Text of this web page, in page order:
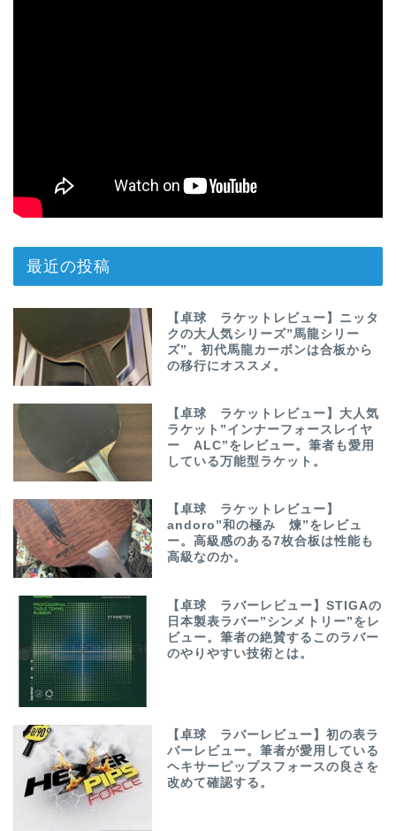
最近の投稿
【卓球 ラケットレビュー】ニッタ
クの大人気シリーズ”馬龍シリー
ズ”。初代馬龍カーボンは合板から
の移行にオススメ。
【卓球 ラケットレビュー】大人気
ラケット”インナーフォースレイヤ
ー ALC”をレビュー。筆者も愛用
している万能型ラケット。
【卓球 ラケットレビュー】
andoro”和の極み 煉”をレビュ
ー。高級感のある7枚合板は性能も
高級なのか。
【卓球 ラバーレビュー】STIGAの
日本製表ラバー”シンメトリー”をレ
ビュー。筆者の絶賛するこのラバー
のやりやすい技術とは。
【卓球 ラバーレビュー】初の表ラ
バーレビュー。筆者が愛用している
ヘキサーピップスフォースの良さを
改めて確認する。